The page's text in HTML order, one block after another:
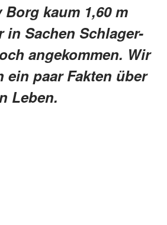
kaum 1,60 m
Sachen Schlager-
angekommen. Wir
ein paar Fakten über
Leben.